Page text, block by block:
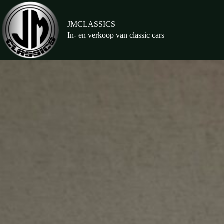
naar
de
inhoud
JMCLASSICS
In- en verkoop van classic cars